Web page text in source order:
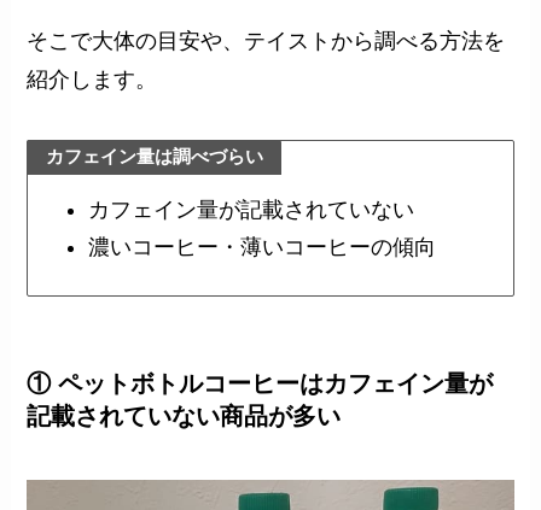
そこで大体の目安や、テイストから調べる方法を
紹介します。
カフェイン量は調べづらい
カフェイン量が記載されていない
濃いコーヒー・薄いコーヒーの傾向
① ペットボトルコーヒーはカフェイン量が
記載されていない商品が多い